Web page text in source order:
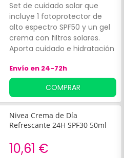
Set de cuidado solar que
incluye 1 fotoprotector de
alto espectro SPF50 y un gel
crema con filtros solares.
Aporta cuidado e hidratación
los efectos nocivos de los
rayos UVA y UVB. Su textura
ligera tiene efecto
refrescante y se absorbe con
facilidad. Apto para todo tipo
de piel, incluso las sensibles.
Envío en 24-72h
COMPRAR
Nivea Crema de Día
Refrescante 24H SPF30 50ml
10,61 €